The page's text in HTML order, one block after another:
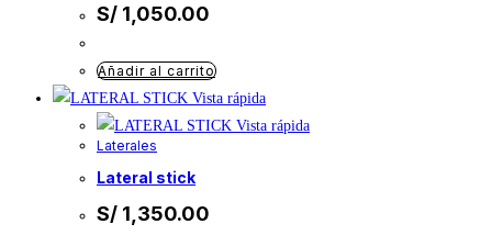
S/ 1,050.00
Añadir al carrito
Vista rápida
Vista rápida
Laterales
lateral stick
S/ 1,350.00